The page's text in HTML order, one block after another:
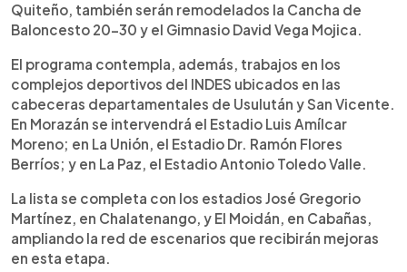
Quiteño, también serán remodelados la Cancha de
Baloncesto 20-30 y el Gimnasio David Vega Mojica.
El programa contempla, además, trabajos en los
complejos deportivos del INDES ubicados en las
cabeceras departamentales de Usulután y San Vicente.
En Morazán se intervendrá el Estadio Luis Amílcar
Moreno; en La Unión, el Estadio Dr. Ramón Flores
Berríos; y en La Paz, el Estadio Antonio Toledo Valle.
La lista se completa con los estadios José Gregorio
Martínez, en Chalatenango, y El Moidán, en Cabañas,
ampliando la red de escenarios que recibirán mejoras
en esta etapa.